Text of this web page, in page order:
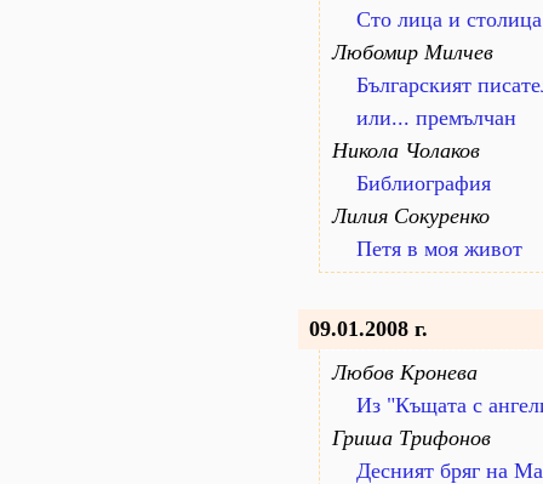
Сто лица и столица
Любомир Милчев
Българският
или... премълчан
Никола Чолаков
Библиография
Лилия Сокуренко
Петя в моя живот
09.01.2008 г.
Любов Кронева
Из "Къщата с
Гриша Трифонов
Десният бряг на